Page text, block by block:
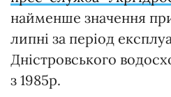
найменше значення
липні за період
Дністровського
з 1985р.